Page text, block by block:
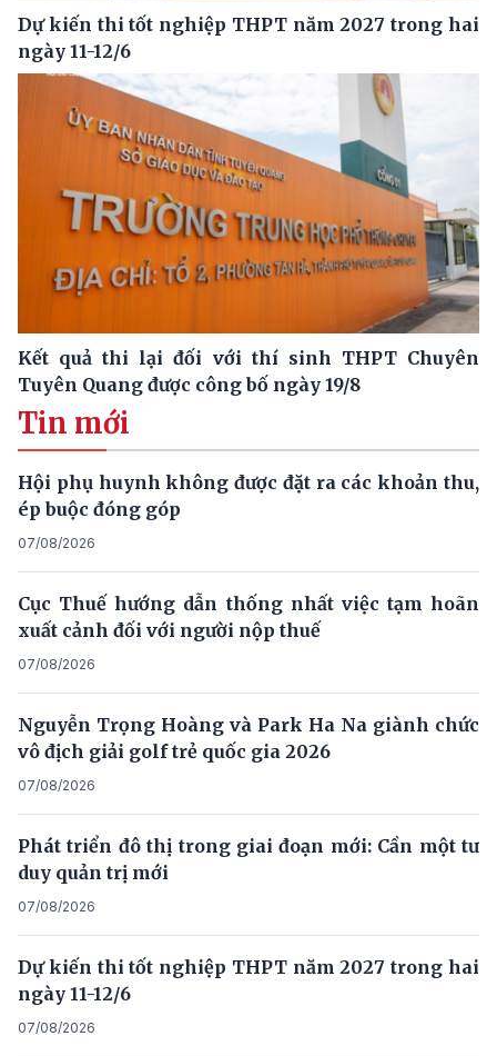
Dự kiến thi tốt nghiệp THPT năm 2027 trong hai
ngày 11-12/6
Kết quả thi lại đối với thí sinh THPT Chuyên
Tuyên Quang được công bố ngày 19/8
Tin mới
Hội phụ huynh không được đặt ra các khoản thu,
ép buộc đóng góp
07/08/2026
Cục Thuế hướng dẫn thống nhất việc tạm hoãn
xuất cảnh đối với người nộp thuế
07/08/2026
Nguyễn Trọng Hoàng và Park Ha Na giành chức
vô địch giải golf trẻ quốc gia 2026
07/08/2026
Phát triển đô thị trong giai đoạn mới: Cần một tư
duy quản trị mới
07/08/2026
Dự kiến thi tốt nghiệp THPT năm 2027 trong hai
ngày 11-12/6
07/08/2026